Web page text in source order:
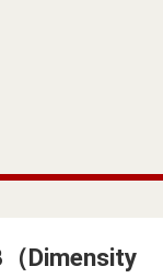
Dimensity